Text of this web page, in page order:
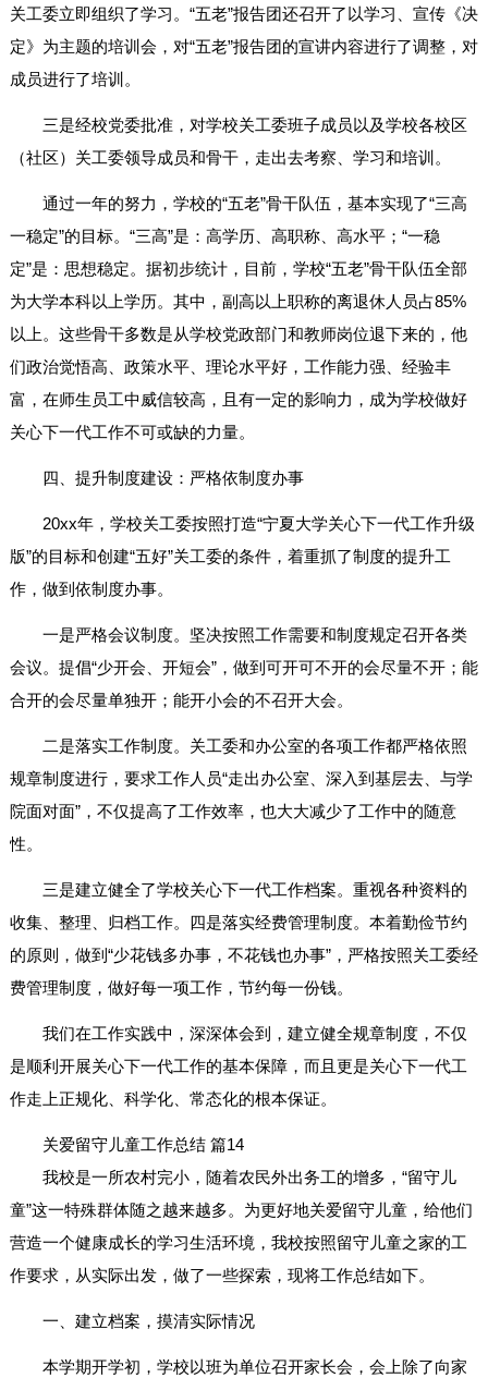
关工委立即组织了学习。“五老”报告团还召开了以学习、宣传《决
定》为主题的培训会，对“五老”报告团的宣讲内容进行了调整，对
成员进行了培训。
三是经校党委批准，对学校关工委班子成员以及学校各校区
（社区）关工委领导成员和骨干，走出去考察、学习和培训。
通过一年的努力，学校的“五老”骨干队伍，基本实现了“三高
一稳定”的目标。“三高”是：高学历、高职称、高水平；“一稳
定”是：思想稳定。据初步统计，目前，学校“五老”骨干队伍全部
为大学本科以上学历。其中，副高以上职称的离退休人员占85%
以上。这些骨干多数是从学校党政部门和教师岗位退下来的，他
们政治觉悟高、政策水平、理论水平好，工作能力强、经验丰
富，在师生员工中威信较高，且有一定的影响力，成为学校做好
关心下一代工作不可或缺的力量。
四、提升制度建设：严格依制度办事
20xx年，学校关工委按照打造“宁夏大学关心下一代工作升级
版”的目标和创建“五好”关工委的条件，着重抓了制度的提升工
作，做到依制度办事。
一是严格会议制度。坚决按照工作需要和制度规定召开各类
会议。提倡“少开会、开短会”，做到可开可不开的会尽量不开；能
合开的会尽量单独开；能开小会的不召开大会。
二是落实工作制度。关工委和办公室的各项工作都严格依照
规章制度进行，要求工作人员“走出办公室、深入到基层去、与学
院面对面”，不仅提高了工作效率，也大大减少了工作中的随意
性。
三是建立健全了学校关心下一代工作档案。重视各种资料的
收集、整理、归档工作。四是落实经费管理制度。本着勤俭节约
的原则，做到“少花钱多办事，不花钱也办事”，严格按照关工委经
费管理制度，做好每一项工作，节约每一份钱。
我们在工作实践中，深深体会到，建立健全规章制度，不仅
是顺利开展关心下一代工作的基本保障，而且更是关心下一代工
作走上正规化、科学化、常态化的根本保证。
关爱留守儿童工作总结 篇14
我校是一所农村完小，随着农民外出务工的增多，“留守儿
童”这一特殊群体随之越来越多。为更好地关爱留守儿童，给他们
营造一个健康成长的学习生活环境，我校按照留守儿童之家的工
作要求，从实际出发，做了一些探索，现将工作总结如下。
一、建立档案，摸清实际情况
本学期开学初，学校以班为单位召开家长会，会上除了向家